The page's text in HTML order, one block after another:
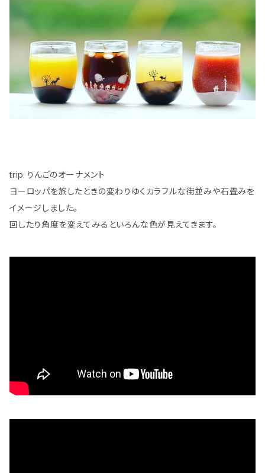
trip りんごのオーナメント
ヨーロッパを旅したときの変わりゆくカラフルな街並みや石畳みを
イメージしました。
回したり角度を変えてみるといろんな色が見えてきます。